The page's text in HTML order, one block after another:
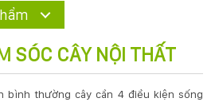
SÓC CÂY NỘI THẤT
bình thường cây cần 4 điều kiện sống